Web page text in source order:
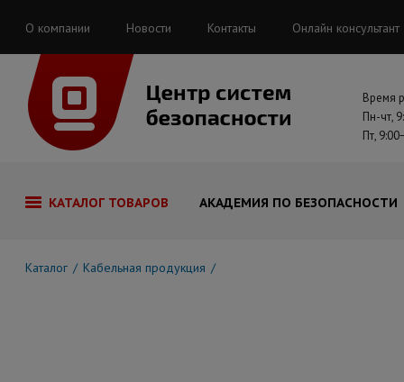
О компании Новости Контакты Онлайн консультант
Время
Пн-чт,
Пт,
КАТАЛОГ ТОВАРОВ АКАДЕМИЯ ПО БЕЗОПАСНОСТИ
Каталог Кабельная продукция